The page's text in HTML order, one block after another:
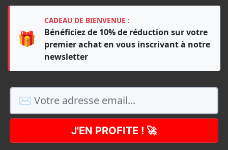
🎁
CADEAU DE BIENVENUE :
Bénéficiez de 10% de réduction sur votre
premier achat en vous inscrivant à notre
newsletter
J'EN PROFITE ! 🚀